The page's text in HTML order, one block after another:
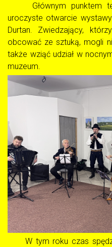
Głównym punktem
uroczyste otwarcie
Durtan. Zwiedzający,
obcować ze sztuką, mogli
także wziąć udział w
muzeum.
W tym roku czas